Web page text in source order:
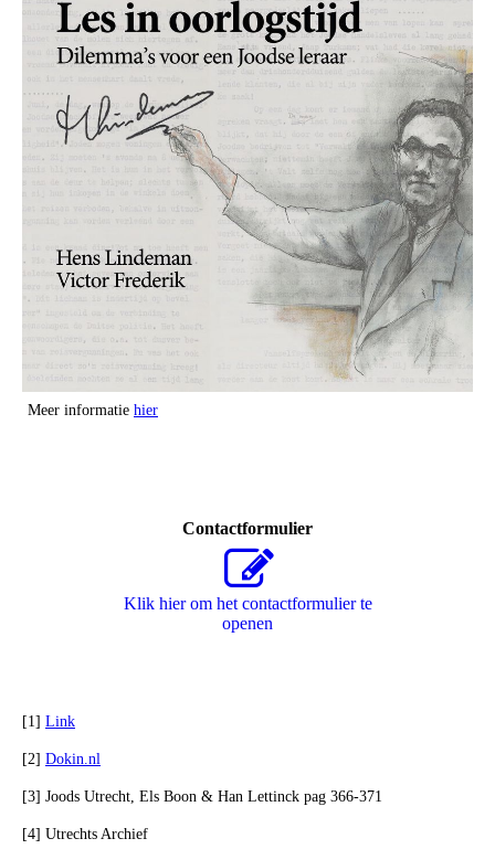
Meer informatie hier
Contactformulier
Klik hier om het contactformulier te
openen
[1] Link
[2] Dokin.nl
[3] Joods Utrecht, Els Boon & Han Lettinck pag 366-371
[4] Utrechts Archief